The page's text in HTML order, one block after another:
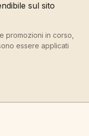
sul sito
promozioni in corso,
essere applicati